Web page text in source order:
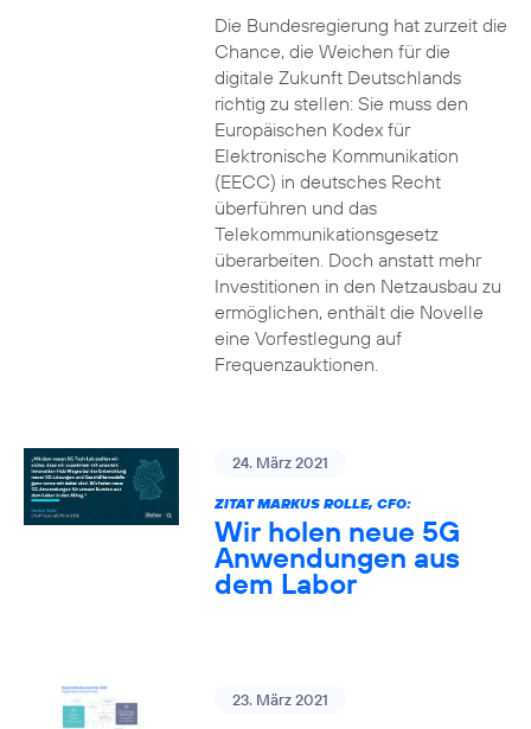
Die Bundesregierung hat zurzeit die
Chance, die Weichen für die
digitale Zukunft Deutschlands
richtig zu stellen: Sie muss den
Europäischen Kodex für
Elektronische Kommunikation
(EECC) in deutsches Recht
überführen und das
Telekommunikationsgesetz
überarbeiten. Doch anstatt mehr
Investitionen in den Netzausbau zu
ermöglichen, enthält die Novelle
eine Vorfestlegung auf
Frequenzauktionen.
24. März 2021
ZITAT MARKUS ROLLE, CFO:
Wir holen neue 5G
Anwendungen aus
dem Labor
23. März 2021